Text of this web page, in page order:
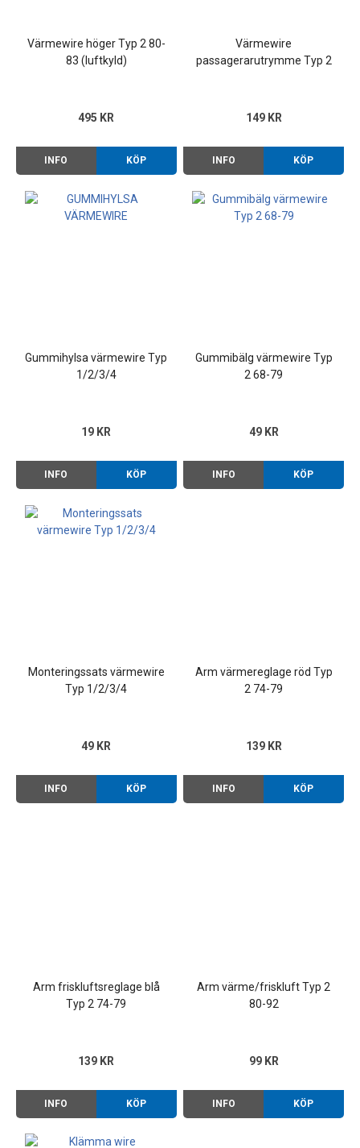
Värmewire höger Typ 2 80-
83 (luftkyld)
495 KR
INFO KÖP
Värmewire
passagerarutrymme Typ 2
149 KR
INFO KÖP
Gummihylsa värmewire Typ
1/2/3/4
19 KR
INFO KÖP
Gummibälg värmewire Typ
2 68-79
49 KR
INFO KÖP
Monteringssats värmewire
Typ 1/2/3/4
49 KR
INFO KÖP
Arm värmereglage röd Typ
2 74-79
139 KR
INFO KÖP
Arm friskluftsreglage blå
Typ 2 74-79
139 KR
INFO KÖP
Arm värme/friskluft Typ 2
80-92
99 KR
INFO KÖP